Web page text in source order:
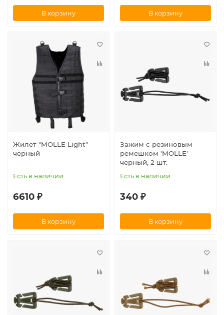
В корзину В корзину
Жилет "MOLLE Light"
черный
Есть в наличии
6610 ₽
В корзину
Зажим с резиновым
ремешком 'MOLLE'
черный, 2 шт.
Есть в наличии
340 ₽
В корзину